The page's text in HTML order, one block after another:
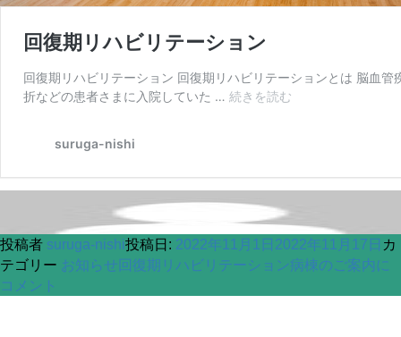
投稿者 suruga-nishi投稿日: 2022年11月1日 2022年11月17日 カ
テゴリー お知らせ 回復期リハビリテーション病棟のご案内に
コメント